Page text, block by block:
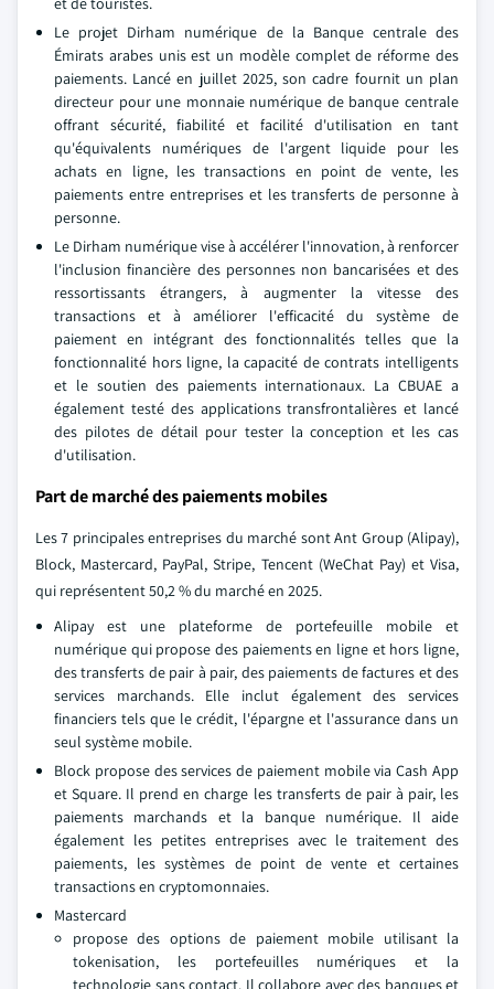
Le projet Dirham numérique de la Banque centrale des
Émirats arabes unis est un modèle complet de réforme des
paiements. Lancé en juillet 2025, son cadre fournit un plan
directeur pour une monnaie numérique de banque centrale
offrant sécurité, fiabilité et facilité d'utilisation en tant
qu'équivalents numériques de l'argent liquide pour les
achats en ligne, les transactions en point de vente, les
paiements entre entreprises et les transferts de personne à
personne.
Le Dirham numérique vise à accélérer l'innovation, à renforcer
l'inclusion financière des personnes non bancarisées et des
ressortissants étrangers, à augmenter la vitesse des
transactions et à améliorer l'efficacité du système de
paiement en intégrant des fonctionnalités telles que la
fonctionnalité hors ligne, la capacité de contrats intelligents
et le soutien des paiements internationaux. La CBUAE a
également testé des applications transfrontalières et lancé
des pilotes de détail pour tester la conception et les cas
d'utilisation.
Part de marché des paiements mobiles
Les 7 principales entreprises du marché sont Ant Group (Alipay),
Block, Mastercard, PayPal, Stripe, Tencent (WeChat Pay) et Visa,
qui représentent 50,2 % du marché en 2025.
Alipay est une plateforme de portefeuille mobile et
numérique qui propose des paiements en ligne et hors ligne,
des transferts de pair à pair, des paiements de factures et des
services marchands. Elle inclut également des services
financiers tels que le crédit, l'épargne et l'assurance dans un
seul système mobile.
Block propose des services de paiement mobile via Cash App
et Square. Il prend en charge les transferts de pair à pair, les
paiements marchands et la banque numérique. Il aide
également les petites entreprises avec le traitement des
paiements, les systèmes de point de vente et certaines
transactions en cryptomonnaies.
Mastercard
propose des options de paiement mobile utilisant la
tokenisation, les portefeuilles numériques et la
technologie sans contact. Il collabore avec des banques et